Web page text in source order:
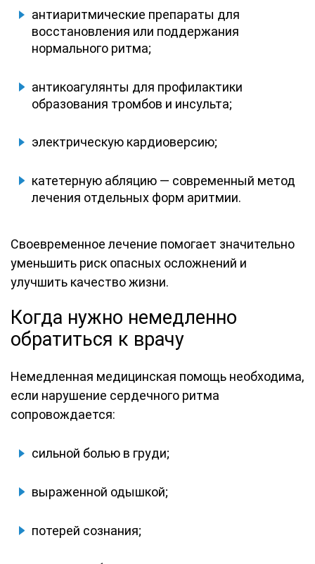
антиаритмические препараты для
восстановления или поддержания
нормального ритма;
антикоагулянты для профилактики
образования тромбов и инсульта;
электрическую кардиоверсию;
катетерную абляцию — современный метод
лечения отдельных форм аритмии.
Своевременное лечение помогает значительно
уменьшить риск опасных осложнений и
улучшить качество жизни.
Когда нужно немедленно
обратиться к врачу
Немедленная медицинская помощь необходима,
если нарушение сердечного ритма
сопровождается:
сильной болью в груди;
выраженной одышкой;
потерей сознания;